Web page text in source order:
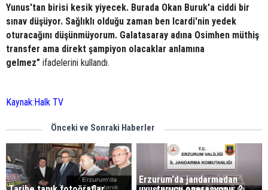
Yunus'tan birisi kesik yiyecek. Burada Okan Buruk'a ciddi bir
sınav düşüyor. Sağlıklı olduğu zaman ben Icardi'nin yedek
oturacağını düşünmüyorum. Galatasaray adına Osimhen müthiş
transfer ama direkt şampiyon olacaklar anlamına
gelmez” ifadelerini kullandı.
Kaynak:Halk TV
Önceki ve Sonraki Haberler
Erzurum'da jandarmadan